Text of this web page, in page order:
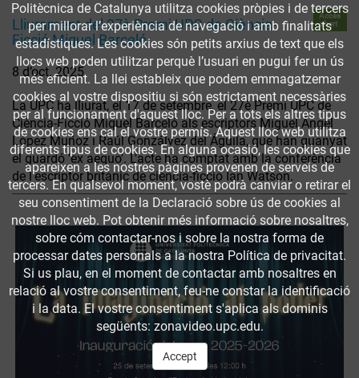
Lliurament del 27è Premi UPC de Ciència-
Ficció Miquel Barceló
Accés
obert
8 d’oct. 2025
La UPC ha lliurat, el 17 de setembre, el 27è Premi UPC de
Ciència-Ficció Miquel Barceló als escriptors Miguel Ángel
López Muñoz i Raúl Gonzálvez del Águila, que han guanyat
el guardó 'ex aequo'. L’acte ha comptat amb la conferència
de l'escriptor britànic de ciència-ficció Ian Watson.
Politècnica de Catalunya utilitza cookies pròpies i de tercers
per millorar l’experiència de navegació i amb finalitats
estadístiques. Les cookies són petits arxius de text que els
llocs web poden utilitzar perquè l’usuari en pugui fer un ús
més eficient. La llei estableix que podem emmagatzemar
cookies al vostre dispositiu si són estrictament necessàries
per al funcionament d'aquest lloc. Per a tots els altres tipus
de cookies ens cal el vostre permís. Aquest lloc web utilitza
diferents tipus de cookies. En alguna ocasió, les cookies que
apareixen a les nostres pàgines provenen de serveis de
tercers. En qualsevol moment, vostè podrà canviar o retirar el
seu consentiment de la Declaració sobre ús de cookies al
nostre lloc web. Pot obtenir més informació sobre nosaltres,
sobre cóm contactar-nos i sobre la nostra forma de
processar dates personals a la nostra Política de privacitat.
Si us plau, en el moment de contactar amb nosaltres en
relació al vostre consentiment, feu-ne constar la identificació
i la data. El vostre consentiment s'aplica als dominis
següents: zonavideo.upc.edu.
Accept